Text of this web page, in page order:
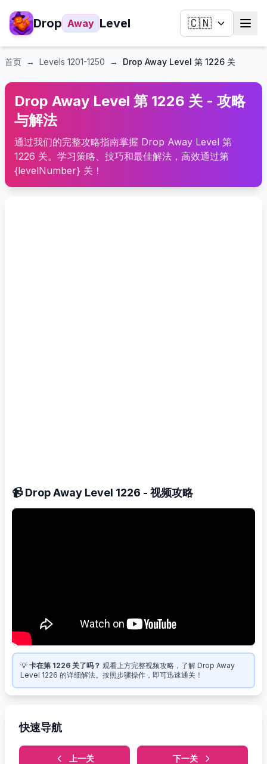
Drop Away Level 🇨🇳
首页 → Levels 1201-1250 → Drop Away Level 第 1226 关
Drop Away Level 第 1226 关 - 攻略
与解法
通过我们的完整攻略指南掌握 Drop Away Level 第
1226 关。学习策略、技巧和最佳解法，高效通过第
{levelNumber} 关！
📹 Drop Away Level 1226 - 视频攻略
💡 卡在第 1226 关了吗？ 观看上方完整视频攻略，了解 Drop Away
Level 1226 的详细解法。按照步骤操作，即可迅速通关！
快速导航
上一关 下一关